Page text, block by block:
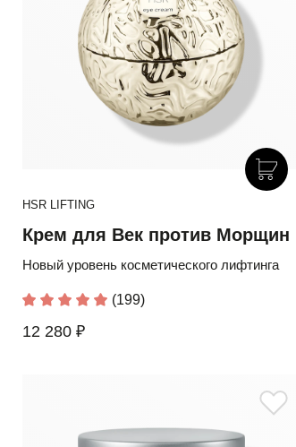
HSR LIFTING
Крем для Век против Морщин
Новый уровень косметического лифтинга
(199)
12 280 ₽